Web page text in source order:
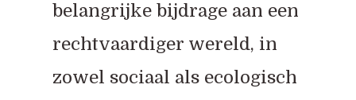
belangrijke bijdrage aan een
rechtvaardiger wereld, in
zowel sociaal als ecologisch